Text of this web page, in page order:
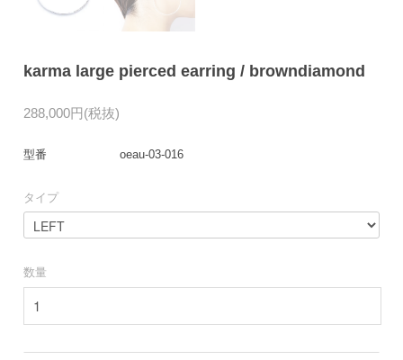
karma large pierced earring / browndiamond
288,000円(税抜)
型番 oeau-03-016
タイプ
数量